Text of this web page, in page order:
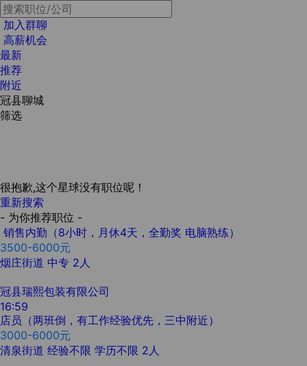
加入群聊
高薪机会
最新
推荐
附近
冠县聊城
筛选
很抱歉,这个星球没有职位呢！
重新搜索
- 为你推荐职位 -
销售内勤（8小时，月休4天，全勤奖 电脑熟练）
3500-6000元
烟庄街道 中专 2人
冠县瑞熙包装有限公司
16:59
店员（两班倒，有工作经验优先，三中附近）
3000-6000元
清泉街道 经验不限 学历不限 2人